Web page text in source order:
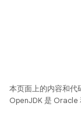
本页面上的内容和代
OpenJDK 是 Oracle